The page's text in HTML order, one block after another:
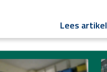
Lees artikel